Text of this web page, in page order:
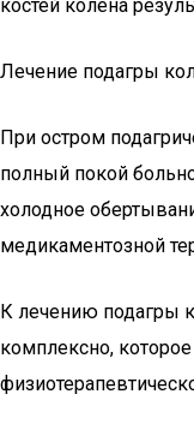
костей колена
Лечение подагры
При остром
полный покой
холодное
медикаментозной
К лечению подагры
комплексно,